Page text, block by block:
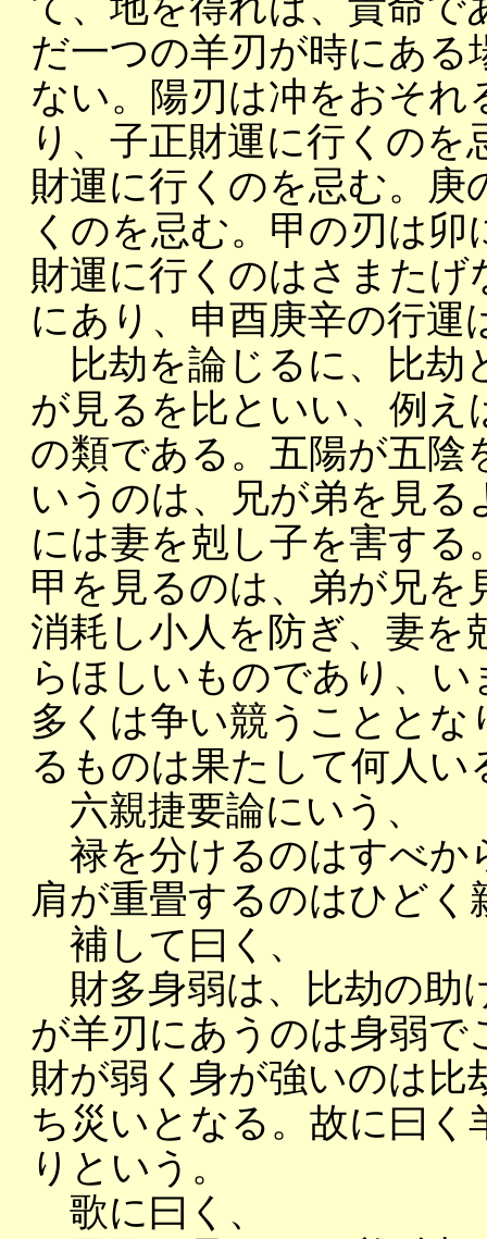
だ一つの羊刃が時にあ
ない。陽刃は冲をおそ
り、子正財運に行くの
財運に行くのを忌む。庚
くのを忌む。甲の刃は
財運に行くのはさまた
にあり、申酉庚辛の行運
比劫を論じるに、比劫
が見るを比といい、例
の類である。五陽が五陰
いうのは、兄が弟を見
には妻を剋し子を害す
甲を見るのは、弟が兄
消耗し小人を防ぎ、妻を
らほしいものであり、
多くは争い競うことと
るものは果たして何人い
六親捷要論にいう、
禄を分けるのはすべか
肩が重畳するのはひどく
補して曰く、
財多身弱は、比劫の助
が羊刃にあうのは身弱
財が弱く身が強いのは
ち災いとなる。故に曰
りという。
歌に曰く、